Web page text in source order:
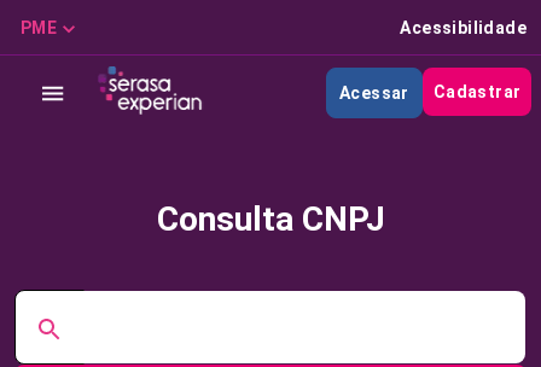
PME Acessibilidade
Acessar Cadastrar
Consulta CNPJ